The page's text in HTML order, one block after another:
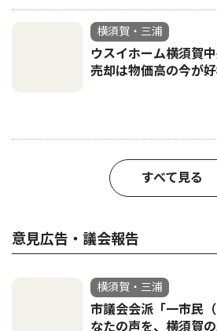
横須賀・三浦
ウスイホーム横須賀
売却は物価高の今が
すべて見る
意見広告・議会報告
横須賀・三浦
市議会会派「一市民
なたの声を、横須賀